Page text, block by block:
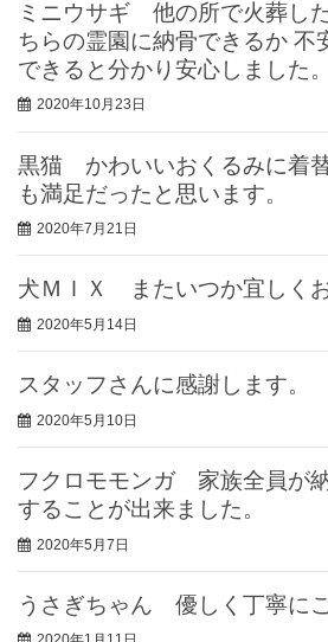
ミニウサギ 他の所で火葬し
ちらの霊園に納骨できるか 不
できると分かり安心しました。
2020年10月23日
黒猫 かわいいおくるみに着
も満足だったと思います。
2020年7月21日
犬ＭＩＸ またいつか宜しくお
2020年5月14日
スタッフさんに感謝します。
2020年5月10日
フクロモモンガ 家族全員が
することが出来ました。
2020年5月7日
うさぎちゃん 優しく丁寧に